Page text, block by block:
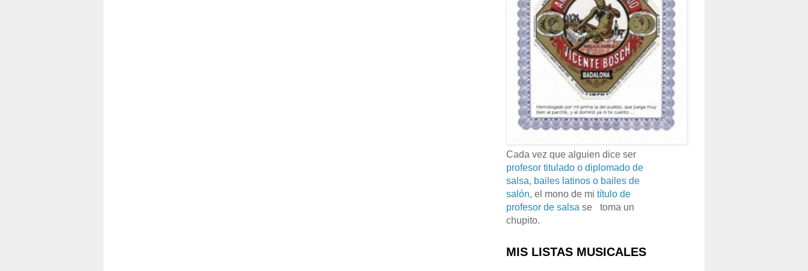
Cada vez que alguien dice ser
profesor titulado o diplomado de
salsa, bailes latinos o bailes de
salón, el mono de mi título de
profesor de salsa se
toma un
chupito.
MIS LISTAS MUSICALES